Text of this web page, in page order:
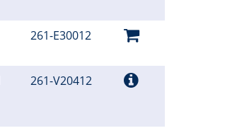
261-E30012
261-V20412